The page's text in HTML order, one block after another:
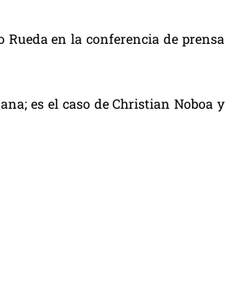
en la conferencia de prensa
es el caso de Christian Noboa y